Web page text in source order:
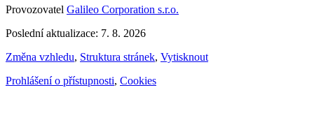
Provozovatel Galileo Corporation s.r.o.
Poslední aktualizace: 7. 8. 2026
Změna vzhledu, Struktura stránek, Vytisknout
Prohlášení o přístupnosti, Cookies